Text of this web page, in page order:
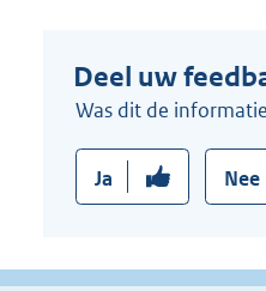
Deel uw
Was dit de
Ja Nee